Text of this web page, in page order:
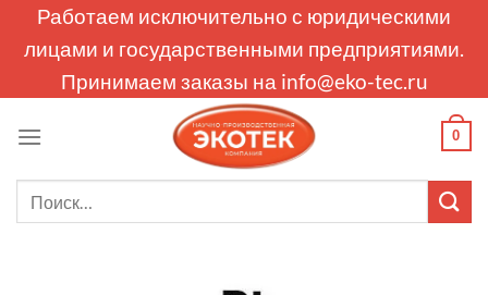
Работаем исключительно с юридическими
лицами и государственными предприятиями.
Принимаем заказы на info@eko-tec.ru
0